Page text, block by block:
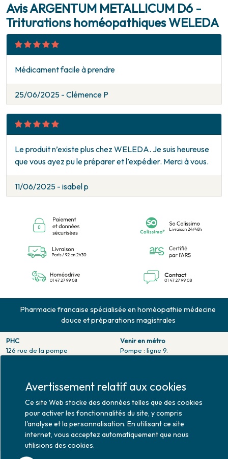
Avis ARGENTUM METALLICUM D6 -
Triturations homéopathiques WELEDA
Médicament facile à prendre
25/06/2025 - Clémence P
Le produit n’existe plus chez WELEDA. Je suis heureuse
que vous ayez pu le préparer et l’expédier. Merci à vous.
11/06/2025 - isabel p
Pharmacie francaise spécialisée en homéopathie médecine
douce et préparations magistrales
PHC
126 rue de la pompe
Lundi : 10h30 - 20h00
Mardi au vendredi : 9h00 -
20h00
Samedi : 9h30 - 20h00
Venir en métro
Pompe : ligne 9.
Venir en bus
Jean Monet : ligne 52.
Avertissement relatif aux cookies
Ce site Web stocke des données telles que des cookies
pour activer les fonctionnalités du site, y compris
l'analyse et la personnalisation. En utilisant ce site
internet, vous acceptez automatiquement que nous
utilisions des cookies.